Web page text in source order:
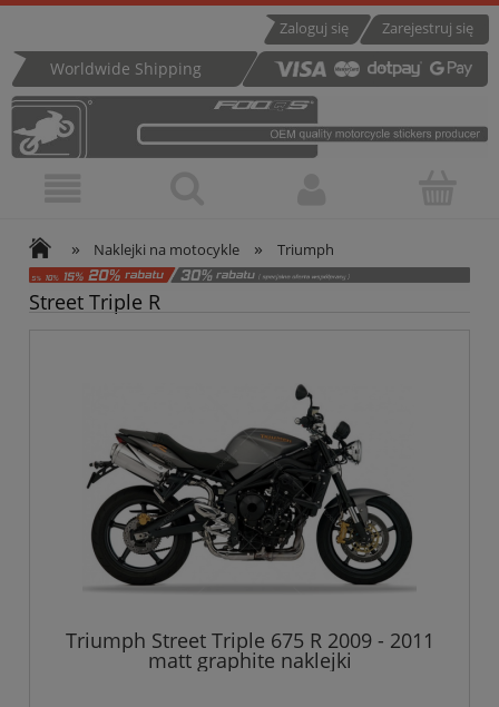
Zarejestruj się
Zaloguj się
Worldwide Shipping
» Naklejki na motocykle » Triumph
Street Triple R
Triumph Street Triple 675 R 2009 - 2011
matt graphite naklejki